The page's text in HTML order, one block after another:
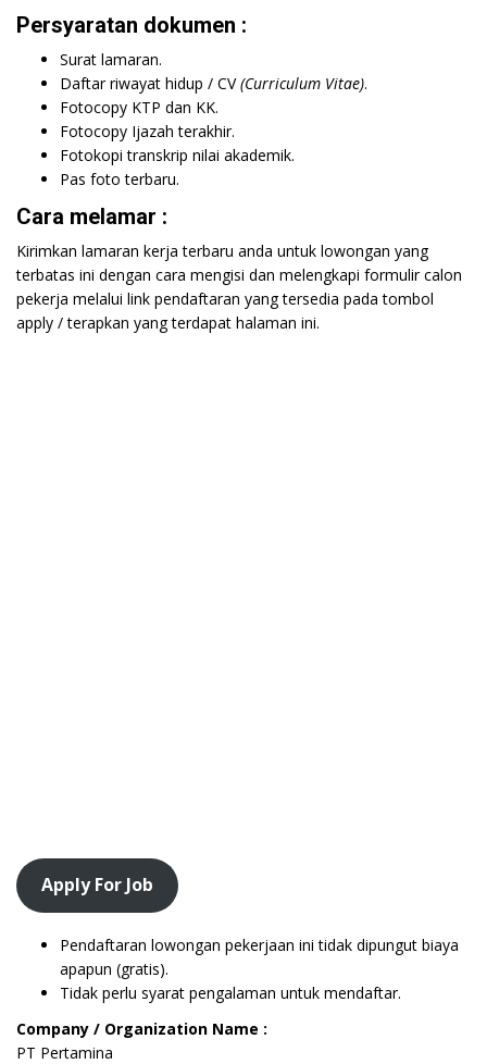
Persyaratan dokumen :
Surat lamaran.
Daftar riwayat hidup / CV(Curriculum Vitae).
Fotocopy KTP dan KK.
Fotocopy Ijazah terakhir.
Fotokopi transkrip nilai akademik.
Pas foto terbaru.
Cara melamar :
Kirimkan lamaran kerja terbaru anda untuk lowongan yang
terbatas ini dengan cara mengisi dan melengkapi formulir calon
pekerja melalui link pendaftaran yang tersedia pada tombol
apply / terapkan yang terdapat halaman ini.
Apply For Job
Pendaftaran lowongan pekerjaan ini tidak dipungut biaya
apapun (gratis).
Tidak perlu syarat pengalaman untuk mendaftar.
Company / Organization Name :
PT Pertamina